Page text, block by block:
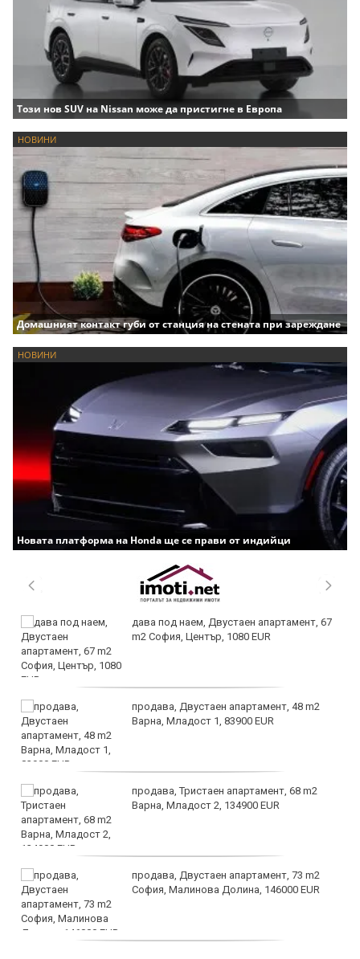
Този нов SUV на Nissan може да пристигне в Европа
НОВИНИ
Домашният контакт губи от станция на стената при зареждане
НОВИНИ
Новата платформа на Honda ще се прави от индийци
дава под наем, Двустаен апартамент, 67
m2 София, Център, 1080 EUR
продава, Двустаен апартамент, 48 m2
Варна, Младост 1, 83900 EUR
продава, Тристаен апартамент, 68 m2
Варна, Младост 2, 134900 EUR
продава, Двустаен апартамент, 73 m2
София, Малинова Долина, 146000 EUR